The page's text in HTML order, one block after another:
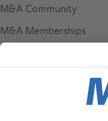
M&A Community
M&A Memberships